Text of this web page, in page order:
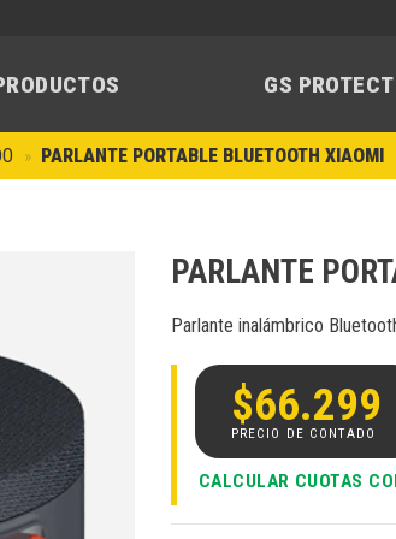
GS PROTECT
» PARLANTE PORTABLE BLUETOOTH XIAOMI
deseos
PARLANTE
Parlante inalámbrico
$66.299
CALCULAR CUOTAS